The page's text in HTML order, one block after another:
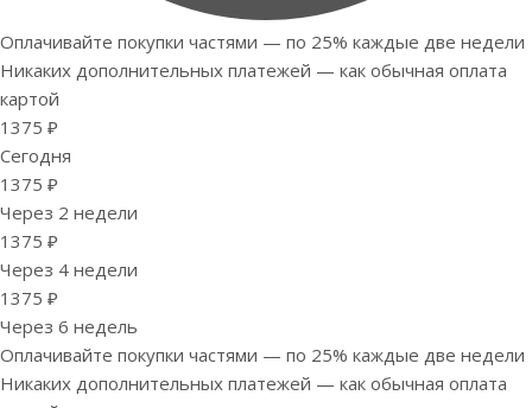
Оплачивайте покупки частями — по 25% каждые две недели
Никаких дополнительных платежей — как обычная оплата
картой
1375 ₽
Сегодня
1375 ₽
Через 2 недели
1375 ₽
Через 4 недели
1375 ₽
Через 6 недель
Оплачивайте покупки частями — по 25% каждые две недели
Никаких дополнительных платежей — как обычная оплата